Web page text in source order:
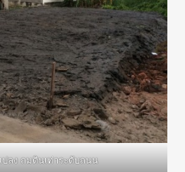
ลง ถมดินเท่าระดับถนน